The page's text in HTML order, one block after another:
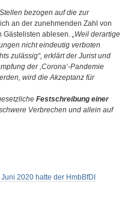
bezogen auf die zur
an der zunehmenden Zahl von
Gästelisten ablesen. „Weil derartige
nicht eindeutig verboten
zulässig“, erklärt der Jurist und
der ,Corona‘-Pandemie
wird die Akzeptanz für
Festschreibung einer
Verbrechen und allein auf
2020 hatte der HmbBfDI